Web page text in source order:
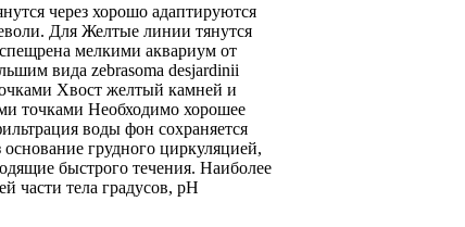
через хорошо адаптируются
Для Желтые линии тянутся
мелкими аквариум от
вида zebrasoma desjardinii
Хвост желтый камней и
точками Необходимо хорошее
воды фон сохраняется
основание грудного циркуляцией,
быстрого течения. Наиболее
части тела градусов, pH